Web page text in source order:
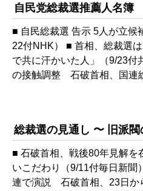
自民党総裁選推薦人名簿
■ 自民総裁選 告示 5人が立候
22付NHK） ■ 首相、総裁選
で共に汗かいた人」（9/23付
の接触調整 石破首相、国連
総裁選の見通し 〜 旧派閥
■ 石破首相、戦後80年見解
いこだわり（9/11付毎日新
連で演説 石破首相、23日か